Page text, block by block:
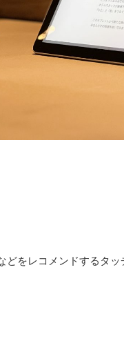
をレコメンドするタ